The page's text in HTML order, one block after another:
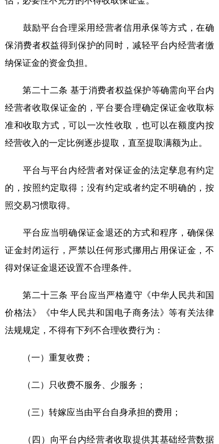
鼓励平台合理采用经营者信用承保等方式，在确
保消费者权益得到保护的同时，减轻平台内经营者缴
纳保证金的资金负担。
第二十二条 基于消费者权益保护等确需向平台内
经营者收取保证金的，平台要合理确定保证金收取标
准和收取方式，可以一次性收取，也可以在额度内按
经营收入的一定比例逐步提取，直至提取满额为止。
平台与平台内经营者对保证金的法定孳息有约定
的，按照约定取得；没有约定或者约定不明确的，按
照交易习惯取得。
平台应当明确保证金退还的方式和程序，确保保
证金封闭运行，严禁以任何形式挪用占用保证金，不
得对保证金退还设置不合理条件。
第二十三条 平台应当严格遵守《中华人民共和国
价格法》《中华人民共和国电子商务法》等有关法律
法规规定，不得有下列不合理收费行为：
（一）重复收费；
（二）只收费不服务、少服务；
（三）转嫁应当由平台自身承担的费用；
（四）向平台内经营者收取提供其基础经营数据